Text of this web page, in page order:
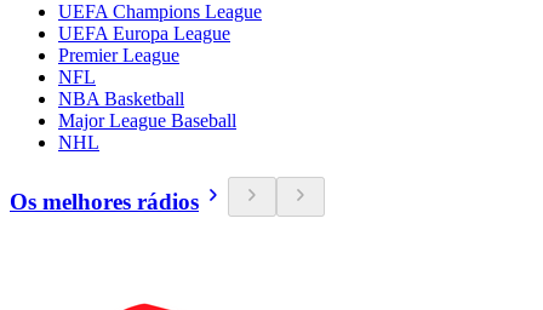
UEFA Champions League
UEFA Europa League
Premier League
NFL
NBA Basketball
Major League Baseball
NHL
Os melhores rádios